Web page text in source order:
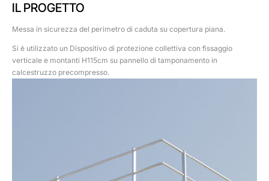
IL PROGETTO
Messa in sicurezza del perimetro di caduta su copertura piana.
Si è utilizzato un Dispositivo di protezione collettiva con fissaggio
verticale e montanti H115cm su pannello di tamponamento in
calcestruzzo precompresso.